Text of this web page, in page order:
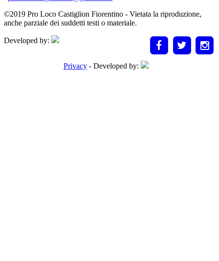
©2019 Pro Loco Castiglion Fiorentino - Vietata la riproduzione,
anche parziale dei suddetti testi o materiale.
Developed by:
Privacy - Developed by: